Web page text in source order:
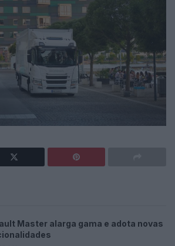
Master alarga gama e adota novas